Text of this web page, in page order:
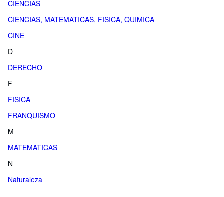
CIENCIAS
CIENCIAS, MATEMATICAS, FISICA, QUIMICA
CINE
D
DERECHO
F
FISICA
FRANQUISMO
M
MATEMATICAS
N
Naturaleza